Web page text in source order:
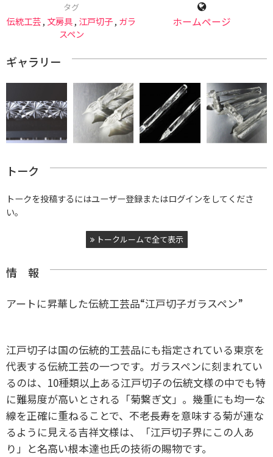
タグ
伝統工芸, 文房具, 江戸切子, ガラ
スペン
ホームページ
ギャラリー
トーク
トークを投稿するにはユーザー登録またはログインをしてくださ
い。
トークルームで全て表示
情 報
アートに昇華した伝統工芸品“江戸切子ガラスペン”
江戸切子は国の伝統的工芸品にも指定されている東京を
代表する伝統工芸の一つです。ガラスペンに刻まれてい
るのは、10種類以上ある江戸切子の伝統文様の中でも特
に難易度が高いとされる「菊繋ぎ文」。幾重にも均一な
線を正確に重ねることで、不老長寿を意味する菊が連な
るように見える吉祥文様は、「江戸切子界にこの人あ
り」と名高い根本達也氏の技術の賜物です。